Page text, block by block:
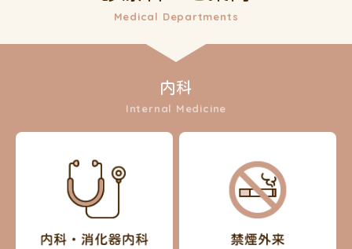
Medical Departments
内科
Internal Medicine